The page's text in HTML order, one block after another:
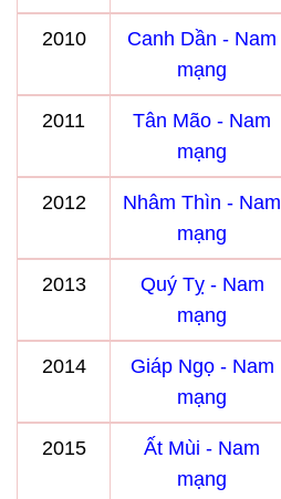
2010
Canh Dần - Nam
mạng
2011
Tân Mão - Nam
mạng
2012
Nhâm Thìn - Nam
mạng
2013
Quý Tỵ - Nam
mạng
2014
Giáp Ngọ - Nam
mạng
2015
Ất Mùi - Nam
mạng